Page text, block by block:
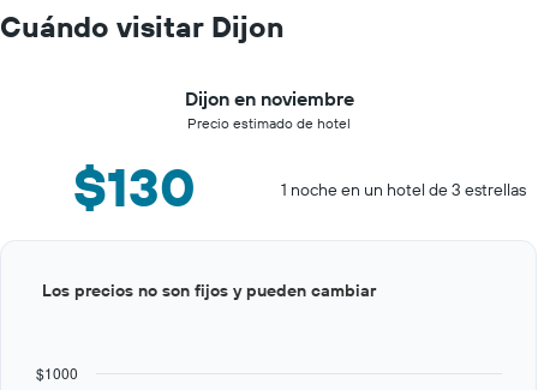
Cuándo visitar Dijon
Dijon en noviembre
Precio estimado de hotel
$130 1 noche en un hotel de 3 estrellas
graphic.
$1000
Los precios no son fijos y pueden cambiar